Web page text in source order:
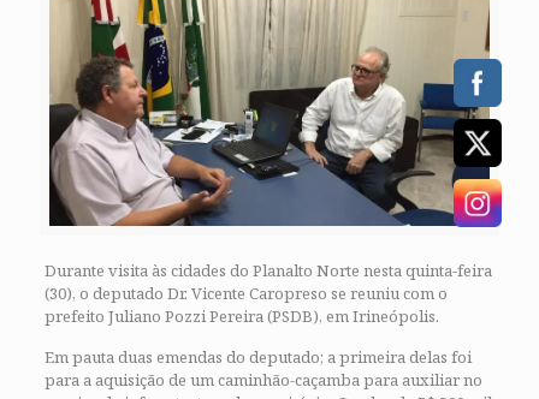
Durante visita às cidades do Planalto Norte nesta quinta-feira
(30), o deputado Dr. Vicente Caropreso se reuniu com o
prefeito Juliano Pozzi Pereira (PSDB), em Irineópolis.
Em pauta duas emendas do deputado; a primeira delas foi
para a aquisição de um caminhão-caçamba para auxiliar no